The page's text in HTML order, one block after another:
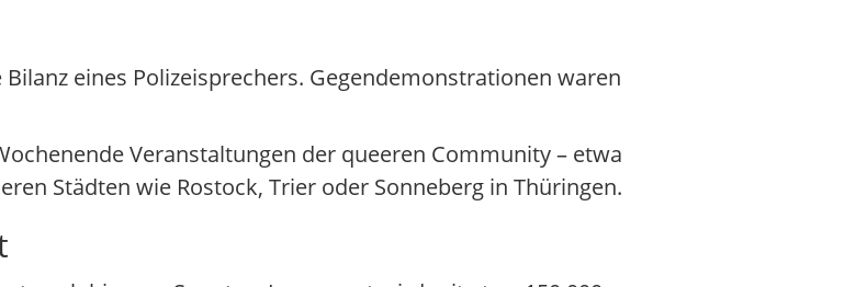
eines Polizeisprechers. Gegendemonstrationen waren
Veranstaltungen der queeren Community – etwa
Städten wie Rostock, Trier oder Sonneberg in Thüringen.